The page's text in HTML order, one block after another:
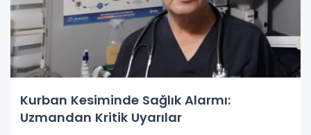
Kurban Kesiminde Sağlık Alarmı:
Uzmandan Kritik Uyarılar